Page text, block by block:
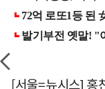
[서울=뉴시스] 홍